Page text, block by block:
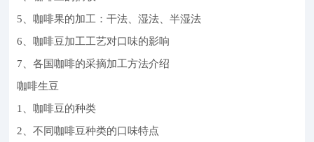
5、咖啡果的加工：干法、湿法、半湿法
6、咖啡豆加工工艺对口味的影响
7、各国咖啡的采摘加工方法介绍
咖啡生豆
1、咖啡豆的种类
2、不同咖啡豆种类的口味特点